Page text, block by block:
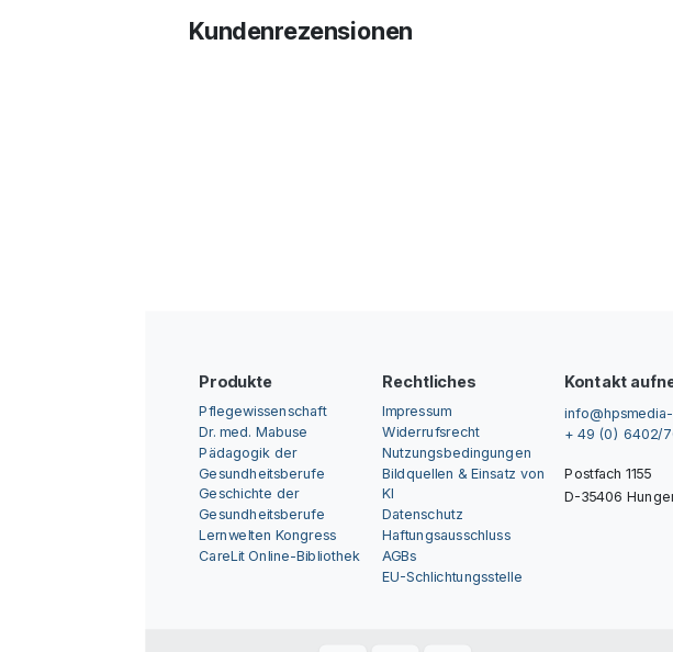
Kundenrezensionen
Produkte
Pflegewissenschaft
Dr. med. Mabuse
Pädagogik der
Gesundheitsberufe
Geschichte der
Gesundheitsberufe
Lernwelten Kongress
CareLit Online-Bibliothek
Rechtliches
Impressum
Widerrufsrecht
Nutzungsbedingungen
Bildquellen & Einsatz von
KI
Datenschutz
Haftungsausschluss
AGBs
EU-Schlichtungsstelle
Kontakt
+ 49 (0) 6402/
Postfach 1155
D-35406